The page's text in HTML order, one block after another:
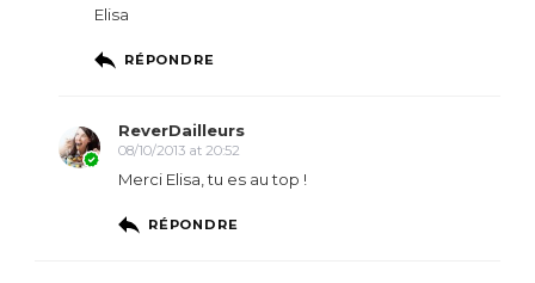
Elisa
RÉPONDRE
ReverDailleurs
08/10/2013 at 20:52
Merci Elisa, tu es au top !
RÉPONDRE